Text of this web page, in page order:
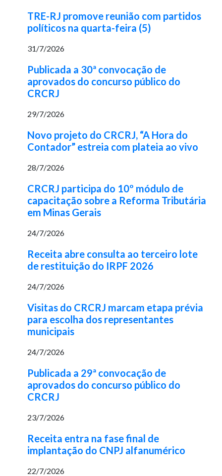
TRE-RJ promove reunião com partidos
políticos na quarta-feira (5)
31/7/2026
Publicada a 30ª convocação de
aprovados do concurso público do
CRCRJ
29/7/2026
Novo projeto do CRCRJ, “A Hora do
Contador” estreia com plateia ao vivo
28/7/2026
CRCRJ participa do 10º módulo de
capacitação sobre a Reforma Tributária
em Minas Gerais
24/7/2026
Receita abre consulta ao terceiro lote
de restituição do IRPF 2026
24/7/2026
Visitas do CRCRJ marcam etapa prévia
para escolha dos representantes
municipais
24/7/2026
Publicada a 29ª convocação de
aprovados do concurso público do
CRCRJ
23/7/2026
Receita entra na fase final de
implantação do CNPJ alfanumérico
22/7/2026